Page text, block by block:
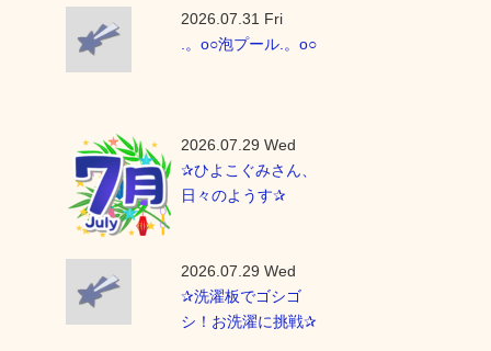
2026.07.31 Fri
.。o○泡プール.。o○
2026.07.29 Wed
✰ひよこぐみさん、
日々のようす✰
2026.07.29 Wed
✰洗濯板でゴシゴ
シ！お洗濯に挑戦✰